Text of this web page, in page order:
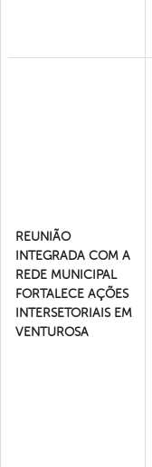
REUNIÃO
INTEGRADA COM A
REDE MUNICIPAL
FORTALECE AÇÕES
INTERSETORIAIS EM
VENTUROSA